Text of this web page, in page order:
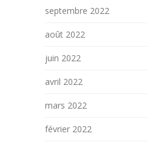
septembre 2022
août 2022
juin 2022
avril 2022
mars 2022
février 2022